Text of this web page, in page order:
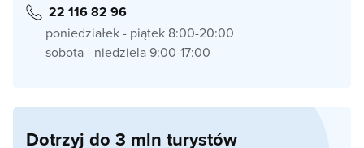
22 116 82 96
poniedziałek - piątek 8:00-20:00
sobota - niedziela 9:00-17:00
Dotrzyj do 3 mln turystów